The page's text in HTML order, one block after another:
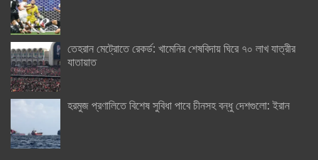
তেহরান মেট্রোতে রেকর্ড: খামেনির শেষবিদায় ঘিরে ৭০ লাখ যাত্রীর
যাতায়াত
হরমুজ প্রণালিতে বিশেষ সুবিধা পাবে চীনসহ বন্ধু দেশগুলো: ইরান